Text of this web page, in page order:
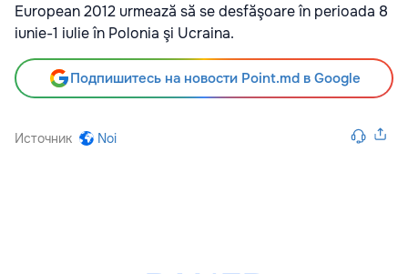
European 2012 urmează să se desfăşoare în perioada 8
iunie-1 iulie în Polonia şi Ucraina.
Подпишитесь на новости Point.md в Google
Источник Noi